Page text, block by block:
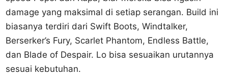
damage yang maksimal di setiap serangan. Build ini
biasanya terdiri dari Swift Boots, Windtalker,
Berserker’s Fury, Scarlet Phantom, Endless Battle,
dan Blade of Despair. Lo bisa sesuaikan urutannya
sesuai kebutuhan.